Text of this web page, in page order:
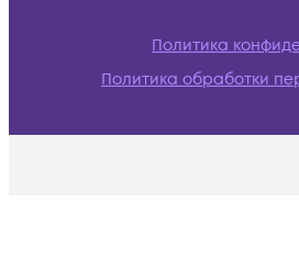
Политика
Политика обработки